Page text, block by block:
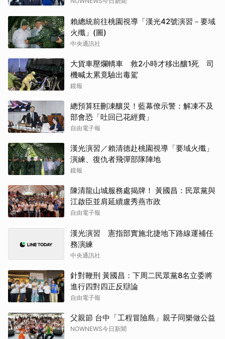
賴總統前往桃園視導「漢光42號演習－要域
火殲」(圖)
中央通訊社
大貨車壓爛轎車 救2小時才移出釀1死 司
機喊太累竟驗出毒駕
鏡報
總預算狂刪凍釀災！藍幕僚示警：解凍不及
部會恐「吐回已花經費」
自由電子報
漢光演習／賴清德赴桃園視導「要域火殲」
演練、復仇者飛彈部隊陣地
鏡報
陳清龍山城服務處揭牌！ 黃國昌：民眾黨與
江啟臣並肩延續盧秀燕市政
自由電子報
漢光演習 憲指部實施北捷地下路線運補任
務演練
中央通訊社
針對鞭刑 黃國昌：下周二民眾黨8名立委將
進行四對四正反辯論
自由電子報
父親節 台中「工程冒險島」親子同樂做公益
NOWNEWS今日新聞